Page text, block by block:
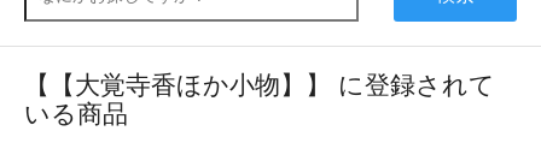
【【大覚寺香ほか小物】】 に登録されて
いる商品